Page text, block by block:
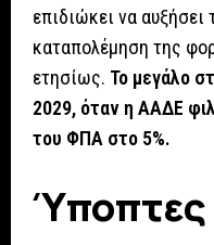
επιδιώκει να
καταπολέμηση της
ετησίως. Το μεγάλο
2029, όταν η ΑΑΔΕ
του ΦΠΑ στο 5%.
Ύποπτες